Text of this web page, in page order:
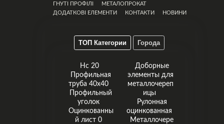
ГНУТІ ПРОФІЛІ
МЕТАЛОПРОКАТ
ДОДАТКОВІ ЕЛЕМЕНТИ
КОНТАКТИ НОВИНИ
ТОП Категории Города
Нс 20
Профильная
труба 40x40
Профильный
уголок
Оцинкованны
й лист 0
Доборные
элементы для
металлочереп
ицы
Рулонная
оцинкованная
Металлочере